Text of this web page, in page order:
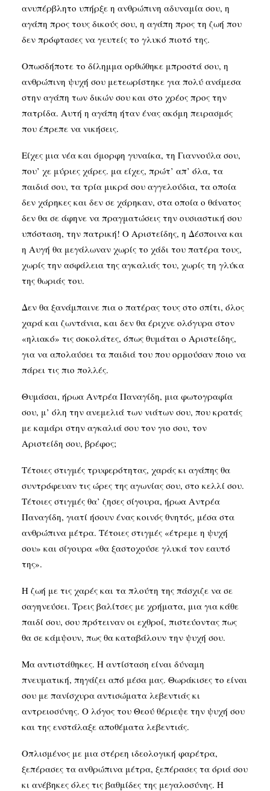
ανυπέρβλητο υπήρξε η ανθρώπινη αδυναμία σου, η
αγάπη προς τους δικούς σου, η αγάπη προς τη ζωή που
δεν πρόφτασες να γευτείς το γλυκό πιοτό της.
Οπωσδήποτε το δίλημμα ορθώθηκε μπροστά σου, η
ανθρώπινη ψυχή σου μετεωρίστηκε για πολύ ανάμεσα
στην αγάπη των δικών σου και στο χρέος προς την
πατρίδα. Αυτή η αγάπη ήταν ένας ακόμη πειρασμός
που έπρεπε να νικήσεις.
Είχες μια νέα και όμορφη γυναίκα, τη Γιαννούλα σου,
που’ χε μύριες χάρες. μα είχες, πρώτ’ απ’ όλα, τα
παιδιά σου, τα τρία μικρά σου αγγελούδια, τα οποία
δεν χάρηκες και δεν σε χάρηκαν, στα οποία ο θάνατος
δεν θα σε άφηνε να πραγματώσεις την ουσιαστική σου
υπόσταση, την πατρική! Ο Αριστείδης, η Δέσποινα και
η Αυγή θα μεγάλωναν χωρίς το χάδι του πατέρα τους,
χωρίς την ασφάλεια της αγκαλιάς του, χωρίς τη γλύκα
της θωριάς του.
Δεν θα ξανάμπαινε πια ο πατέρας τους στο σπίτι, όλος
χαρά και ζωντάνια, και δεν θα έριχνε ολόγυρα στον
«ηλιακό» τις σοκολάτες, όπως θυμάται ο Αριστείδης,
για να απολαύσει τα παιδιά του που ορμούσαν ποιο να
πάρει τις πιο πολλές.
Θυμάσαι, ήρωα Αντρέα Παναγίδη, μια φωτογραφία
σου, μ’ όλη την ανεμελιά των νιάτων σου, που κρατάς
με καμάρι στην αγκαλιά σου τον γιο σου, τον
Αριστείδη σου, βρέφος;
Τέτοιες στιγμές τρυφερότητας, χαράς κι αγάπης θα
συντρόφευαν τις ώρες της αγωνίας σου, στο κελλί σου.
Τέτοιες στιγμές θα’ ζησες σίγουρα, ήρωα Αντρέα
Παναγίδη, γιατί ήσουν ένας κοινός θνητός, μέσα στα
ανθρώπινα μέτρα. Τέτοιες στιγμές «έτρεμε η ψυχή
σου» και σίγουρα «θα ξαστοχούσε γλυκά τον εαυτό
της».
Η ζωή με τις χαρές και τα πλούτη της πάσχιζε να σε
σαγηνεύσει. Τρεις βαλίτσες με χρήματα, μια για κάθε
παιδί σου, σου πρότειναν οι εχθροί, πιστεύοντας πως
θα σε κάμψουν, πως θα καταβάλουν την ψυχή σου.
Μα αντιστάθηκες. Η αντίσταση είναι δύναμη
πνευματική, πηγάζει από μέσα μας. Θωράκισες το είναι
σου με πανίσχυρα αντισώματα λεβεντιάς κι
αντρειοσύνης. Ο λόγος του Θεού θέριεψε την ψυχή σου
και της ενστάλαξε αποθέματα λεβεντιάς.
Οπλισμένος με μια στέρεη ιδεολογική φαρέτρα,
ξεπέρασες τα ανθρώπινα μέτρα, ξεπέρασες τα όριά σου
κι ανέβηκες όλες τις βαθμίδες της μεγαλοσύνης. Η